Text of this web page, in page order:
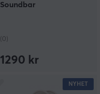
Soundbar
(0)
1290 kr
NYHET